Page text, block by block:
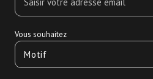
Vous souhaitez
Motif